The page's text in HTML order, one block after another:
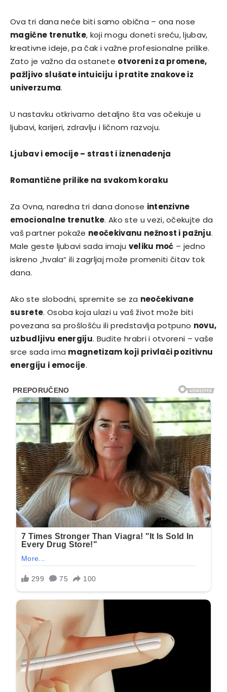
Ova tri dana neće biti samo obična – ona nose
magične trenutke, koji mogu doneti sreću, ljubav,
kreativne ideje, pa čak i važne profesionalne prilike.
Zato je važno da ostanete otvoreni za promene,
pažljivo slušate intuiciju i pratite znakove iz
univerzuma.
U nastavku otkrivamo detaljno šta vas očekuje u
ljubavi, karijeri, zdravlju i ličnom razvoju.
Ljubav i emocije – strast i iznenađenja
Romantične prilike na svakom koraku
Za Ovna, naredna tri dana donose intenzivne
emocionalne trenutke. Ako ste u vezi, očekujte da
vaš partner pokaže neočekivanu nežnost i pažnju.
Male geste ljubavi sada imaju veliku moć – jedno
iskreno „hvala“ ili zagrljaj može promeniti čitav tok
dana.
Ako ste slobodni, spremite se za neočekivane
susrete. Osoba koja ulazi u vaš život može biti
povezana sa prošlošću ili predstavlja potpuno novu,
uzbudljivu energiju. Budite hrabri i otvoreni – vaše
srce sada ima magnetizam koji privlači pozitivnu
energiju i emocije.